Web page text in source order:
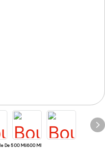
De 500 Ml/600 Ml